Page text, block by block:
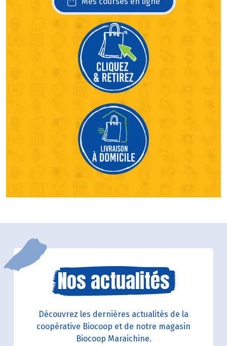
Nos actualités
Découvrez les dernières actualités de la
coopérative Biocoop et de notre magasin
Biocoop Maraichine.